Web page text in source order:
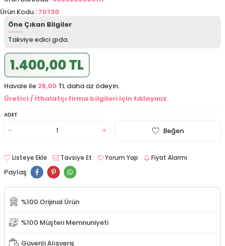
Ürün Kodu : 70730
Öne Çıkan Bilgiler
Takviye edici gıda.
1.400,00 TL
Havale ile 28,00 TL daha az ödeyin.
Üretici / İthalatçı firma bilgileri için tıklayınız
ADET
Beğen
Listeye Ekle Tavsiye Et Yorum Yap Fiyat Alarmı
Paylaş
%100 Orijinal Ürün
%100 Müşteri Memnuniyeti
Güvenli Alışveriş